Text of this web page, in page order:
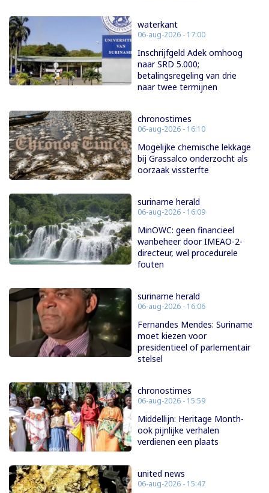
waterkant
06-aug-2026 - 17:00
Inschrijfgeld Adek omhoog
naar SRD 5.000;
betalingsregeling van drie
naar twee termijnen
chronostimes
06-aug-2026 - 16:10
Mogelijke chemische lekkage
bij Grassalco onderzocht als
oorzaak vissterfte
suriname herald
06-aug-2026 - 16:09
MinOWC: geen financieel
wanbeheer door IMEAO-2-
directeur, wel procedurele
fouten
suriname herald
06-aug-2026 - 16:06
Fernandes Mendes: Suriname
moet kiezen voor
presidentieel of parlementair
stelsel
chronostimes
06-aug-2026 - 15:59
Middellijn: Heritage Month-
ook pijnlijke verhalen
verdienen een plaats
united news
06-aug-2026 - 15:47